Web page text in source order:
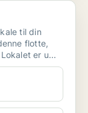
til din
flotte,
er u...